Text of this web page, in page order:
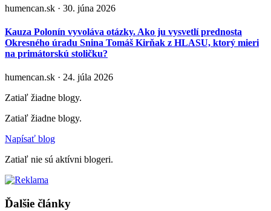
humencan.sk · 30. júna 2026
Kauza Polonín vyvoláva otázky. Ako ju vysvetlí prednosta
Okresného úradu Snina Tomáš Kirňak z HLASU, ktorý mieri
na primátorskú stoličku?
humencan.sk · 24. júla 2026
Zatiaľ žiadne blogy.
Zatiaľ žiadne blogy.
Napísať blog
Zatiaľ nie sú aktívni blogeri.
Ďalšie články